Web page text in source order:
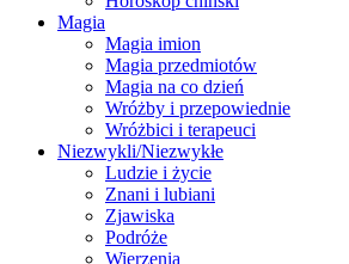
Magia
Magia imion
Magia przedmiotów
Magia na co dzień
Wróżby i przepowiednie
Wróżbici i terapeuci
Niezwykli/Niezwykłe
Ludzie i życie
Znani i lubiani
Zjawiska
Podróże
Wierzenia